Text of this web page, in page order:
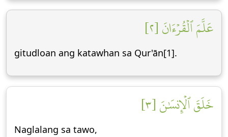
عَلَّمَ ٱلۡقُرۡءَانَ [٢]
gitudloan ang katawhan sa Qur'ān[1].
خَلَقَ ٱلۡإِنسَٰنَ [٣]
Naglalang sa tawo,